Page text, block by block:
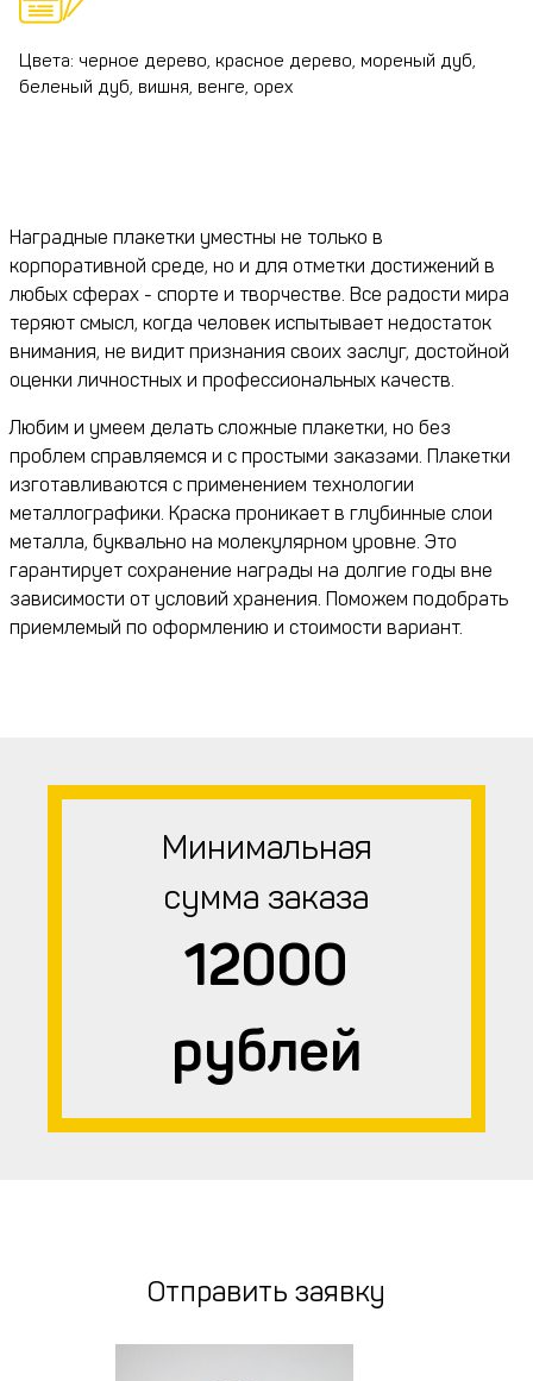
Цвета: черное дерево, красное дерево, мореный дуб,
беленый дуб, вишня, венге, орех
Наградные плакетки уместны не только в
корпоративной среде, но и для отметки достижений в
любых сферах - спорте и творчестве. Все радости мира
теряют смысл, когда человек испытывает недостаток
внимания, не видит признания своих заслуг, достойной
оценки личностных и профессиональных качеств.
Любим и умеем делать сложные плакетки, но без
проблем справляемся и с простыми заказами. Плакетки
изготавливаются с применением технологии
металлографики. Краска проникает в глубинные слои
металла, буквально на молекулярном уровне. Это
гарантирует сохранение награды на долгие годы вне
зависимости от условий хранения. Поможем подобрать
приемлемый по оформлению и стоимости вариант.
Минимальная
сумма заказа
12000
рублей
Отправить заявку